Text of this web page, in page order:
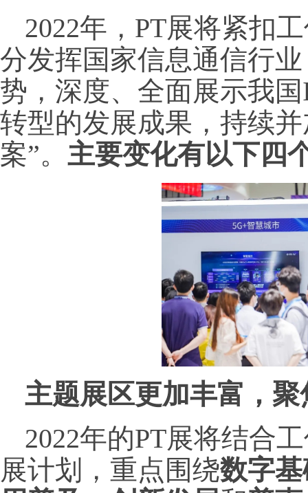
2022年，PT展将紧扣
分发挥国家信息通信行
势，深度、全面展示我
转型的发展成果，持续
案”。 主要变化有以下四
主题展区更加丰富， 聚
2022年的PT展将结合
展计划，重点围绕数字